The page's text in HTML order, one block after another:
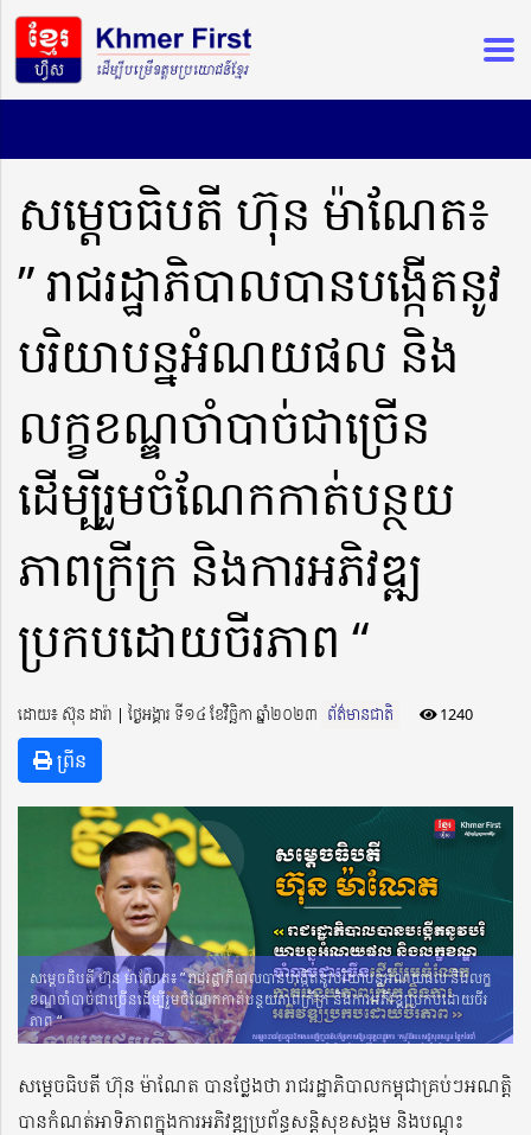
សម្តេចធិបតី ហ៊ុន ម៉ាណែត៖
” រាជរដ្ឋាភិបាលបានបង្កើតនូវ
បរិយាបន្នអំណយផល និង
លក្ខខណ្ឌចាំបាច់ជាច្រើន
ដើម្បីរួមចំណែកកាត់បន្ថយ
ភាពក្រីក្រ និងការអភិវឌ្ឍ
ប្រកបដោយចីរភាព “
ដោយ៖ ស៊ុន ដារ៉ា ​​ | ថ្ងៃអង្គារ ទី១៤ ខែវិច្ឆិកា ឆ្នាំ២០២៣ ព័ត៌មានជាតិ 1240
ព្រីន
សម្តេចធិបតី ហ៊ុន ម៉ាណែត៖ ” រាជរដ្ឋាភិបាលបានបង្កើតនូវបរិយាបន្នអំណយផល និងលក្ខ
ខណ្ឌចាំបាច់ជាច្រើនដើម្បីរួមចំណែកកាត់បន្ថយភាពក្រីក្រ និងការអភិវឌ្ឍប្រកបដោយចីរ
ភាព “
សម្តេចធិបតី ហ៊ុន ម៉ាណែត បានថ្លែងថា រាជរដ្ឋាភិបាលកម្ពុជាគ្រប់ៗអណត្តិ
បានកំណត់អាទិភាពក្នុងការអភិវឌ្ឍប្រព័ន្ធសន្តិសុខសង្គម និងបណ្តុះ